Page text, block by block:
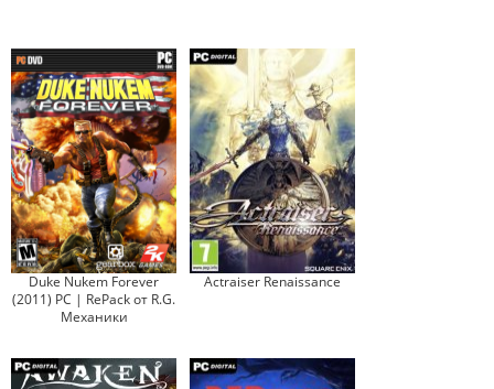
Duke Nukem Forever
(2011) PC | RePack от R.G.
Механики
Actraiser Renaissance